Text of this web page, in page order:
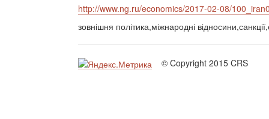
http://www.ng.ru/economics/2017-02-08/
зовнішня політика,міжнародні
© Copyright 2015 CRS